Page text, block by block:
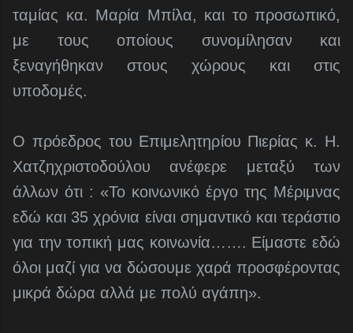
ταμίας κα. Μαρία Μπίλα, και το προσωπικό,
με τους οποίους συνομίλησαν και
ξεναγήθηκαν στους χώρους και στις
υποδομές.
Ο πρόεδρος του Επιμελητηρίου Πιερίας κ. Η.
Χατζηχριστοδούλου ανέφερε μεταξύ των
άλλων ότι : «Το κοινωνικό έργο της Μέριμνας
εδώ και 35 χρόνια είναι σημαντικό και τεράστιο
για την τοπική μας κοινωνία……. Είμαστε εδώ
όλοι μαζί για να δώσουμε χαρά προσφέροντας
μικρά δώρα αλλά με πολύ αγάπη».